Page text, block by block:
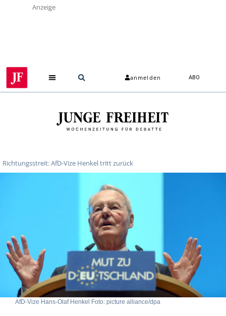
Anzeige
anmelden ABO
Richtungsstreit: AfD-Vize Henkel tritt zurück
AfD-Vize Hans-Olaf Henkel Foto: picture alliance/dpa